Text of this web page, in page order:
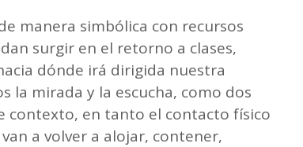
manera simbólica con recursos
surgir en el retorno a clases,
dónde irá dirigida nuestra
la mirada y la escucha, como dos
contexto, en tanto el contacto físico
a volver a alojar, contener,